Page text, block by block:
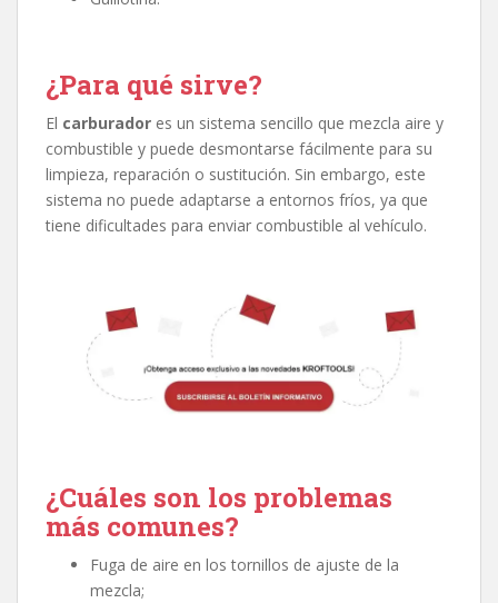
¿Para qué sirve?
El carburador es un sistema sencillo que mezcla aire y
combustible y puede desmontarse fácilmente para su
limpieza, reparación o sustitución. Sin embargo, este
sistema no puede adaptarse a entornos fríos, ya que
tiene dificultades para enviar combustible al vehículo.
¿Cuáles son los problemas
más comunes?
Fuga de aire en los tornillos de ajuste de la
mezcla;